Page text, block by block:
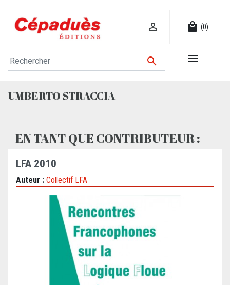
 local_mall (0)
 
UMBERTO STRACCIA
EN TANT QUE CONTRIBUTEUR :
LFA 2010
Auteur : Collectif LFA